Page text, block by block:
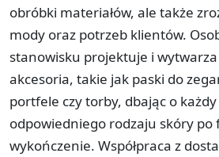
obróbki materiałów, ale także
mody oraz potrzeb klientów.
stanowisku projektuje i
akcesoria, takie jak paski do
portfele czy torby, dbając o
odpowiedniego rodzaju skóry po
wykończenie. Współpraca z